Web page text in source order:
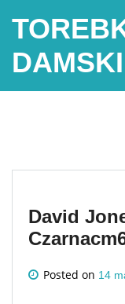
David
Posted on 14